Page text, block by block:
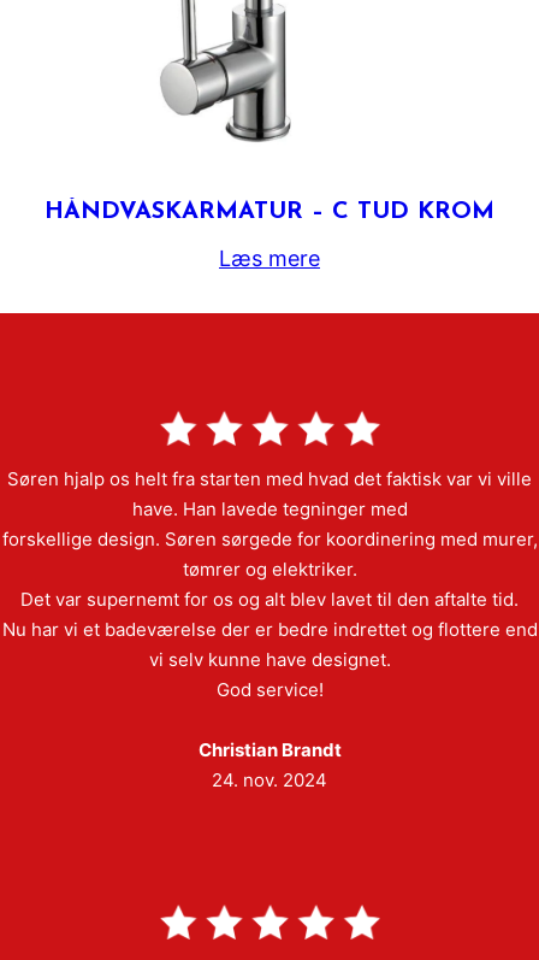
HÅNDVASKARMATUR – C TUD KROM
Læs mere
Søren hjalp os helt fra starten med hvad det faktisk var vi ville
have. Han lavede tegninger med
forskellige design. Søren sørgede for koordinering med murer,
tømrer og elektriker.
Det var supernemt for os og alt blev lavet til den aftalte tid.
Nu har vi et badeværelse der er bedre indrettet og flottere end
vi selv kunne have designet.
God service!
Christian Brandt
24. nov. 2024